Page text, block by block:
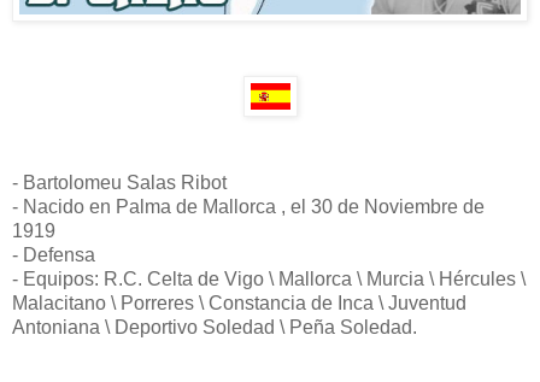
- Bartolomeu Salas Ribot
- Nacido en Palma de Mallorca , el 30 de Noviembre de
1919
- Defensa
- Equipos: R.C. Celta de Vigo \ Mallorca \ Murcia \ Hércules \
Malacitano \ Porreres \ Constancia de Inca \ Juventud
Antoniana \ Deportivo Soledad \ Peña Soledad.